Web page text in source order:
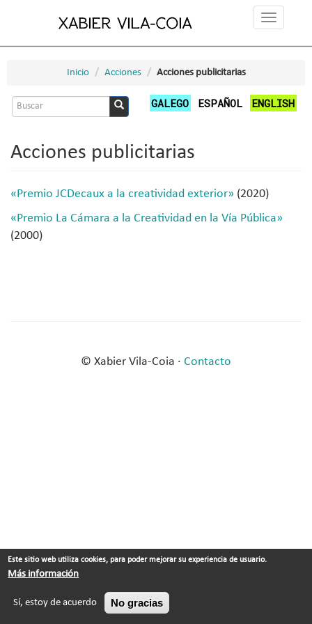
Toggle
Inicio Acciones Acciones publicitarias
Formulario
búsqueda
GALEGO ESPAÑOL ENGLISH
Acciones publicitarias
«Premio JCDecaux a la creatividad exterior» (2020)
«Premio La Cámara a la Creatividad en la Vía Pública»
(2000)
© Xabier Vila-Coia · Contacto
Este sitio web utiliza cookies, para poder mejorar su experiencia de usuario.
Más información
Sí, estoy de acuerdo No gracias